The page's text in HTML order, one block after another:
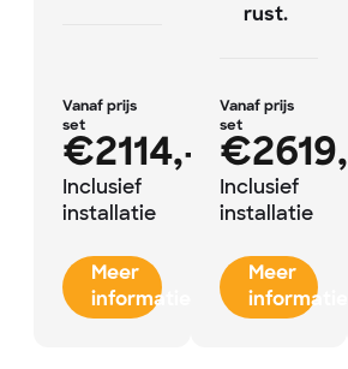
Vanaf prijs
set
€2114,-
Inclusief
installatie
Meer
informatie
rust.
Vanaf prijs
set
€2619,-
Inclusief
installatie
Meer
informatie